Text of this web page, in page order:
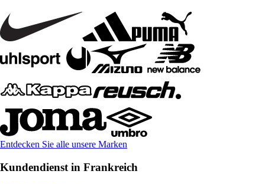
Entdecken Sie alle unsere Marken
Kundendienst in Frankreich